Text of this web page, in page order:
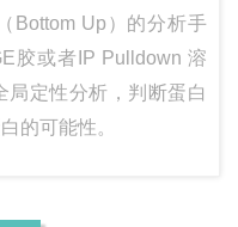
Bottom Up）的分析手
胶或者IP Pulldown 溶
定性分析，判断蛋白
的可能性。